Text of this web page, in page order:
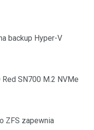
backup Hyper-V
SN700 M.2 NVMe
ZFS zapewnia